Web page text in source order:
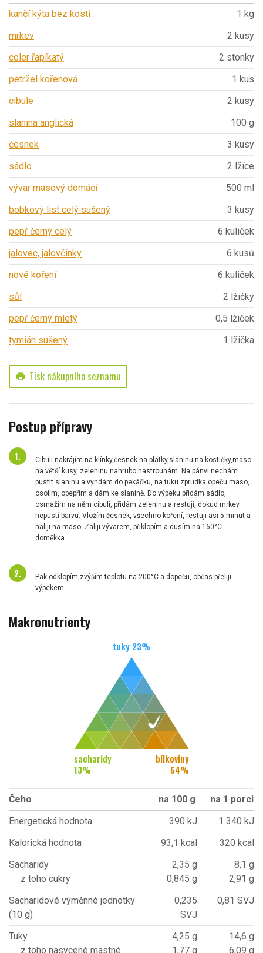
kančí kýta bez kosti
1 kg
mrkev
2 kusy
celer řapíkatý
2 stonky
petržel kořenová
1 kus
cibule
2 kusy
slanina anglická
100 g
česnek
3 kusy
sádlo
2 lžíce
vývar masový domácí
500 ml
bobkový list celý sušený
3 kusy
pepř černý celý
6 kuliček
jalovec, jalovčinky
6 kusů
nové koření
6 kuliček
sůl
2 lžičky
pepř černý mletý
0,5 lžiček
tymián sušený
1 lžička
print Tisk nákupního seznamu
Postup přípravy
Cibuli nakrájím na klínky,česnek na plátky,slaninu na kostičky,maso
na větší kusy, zeleninu nahrubo nastrouhám. Na pánvi nechám
pustit slaninu a vyndám do pekáčku, na tuku zprudka opeču maso,
osolím, opepřím a dám ke slanině. Do výpeku přidám sádlo,
osmažím na něm cibuli, přidám zeleninu a restuji, dokud mrkev
nepustí barvu. Vložím česnek, všechno koření, restuji asi 5 minut a
naliji na maso. Zaliji vývarem, přiklopím a dusím na 160°C
doměkka.
Pak odklopím,zvýším teplotu na 200°C a dopeču, občas přeliji
výpekem.
Makronutrienty
tuky 23%
sacharidy
13%
bílkoviny
64%
Čeho na 100 g
na 1 porci
Energetická hodnota
390 kJ
1 340 kJ
Kalorická hodnota
93,1 kcal
320 kcal
Sacharidy
z toho cukry
2,35 g
0,845 g
8,1 g
2,91 g
Sacharidové výměnné jednotky
(10 g)
0,235
SVJ
0,81 SVJ
Tuky
z toho nasycené mastné
4,25 g
1,77 g
14,6 g
6,09 g